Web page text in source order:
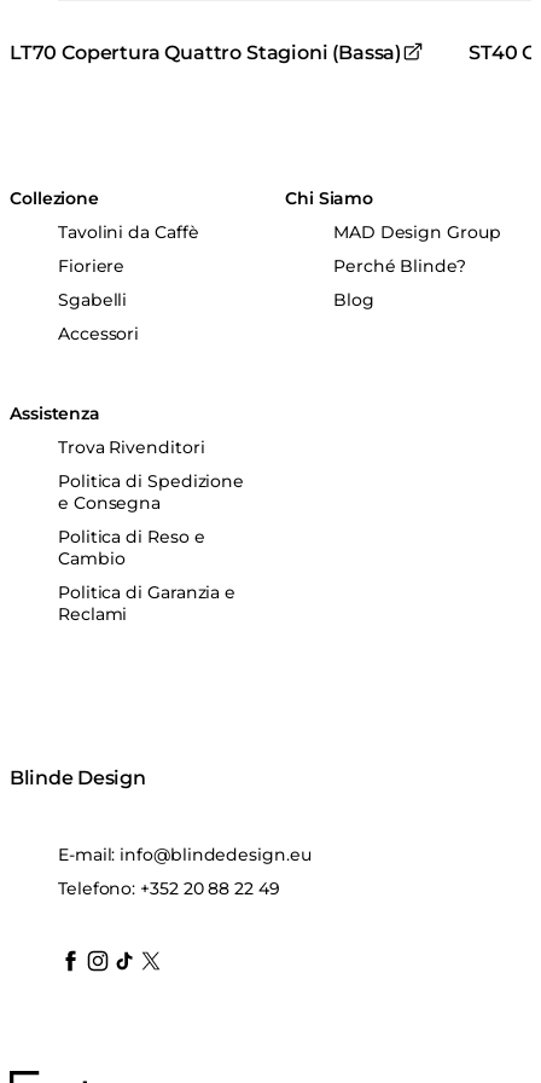
LT70 Copertura Quattro Stagioni (Bassa) ST40
Collezione
Tavolini da Caffè
Fioriere
Sgabelli
Accessori
Chi Siamo
MAD Design Group
Perché Blinde?
Blog
Assistenza
Trova Rivenditori
Politica di Spedizione
e Consegna
Politica di Reso e
Cambio
Politica di Garanzia e
Reclami
Blinde Design
E-mail: info@blindedesign.eu
Telefono: +352 20 88 22 49
blindedesign
blindedesign
blindedesign
blinde-design
blindedesign